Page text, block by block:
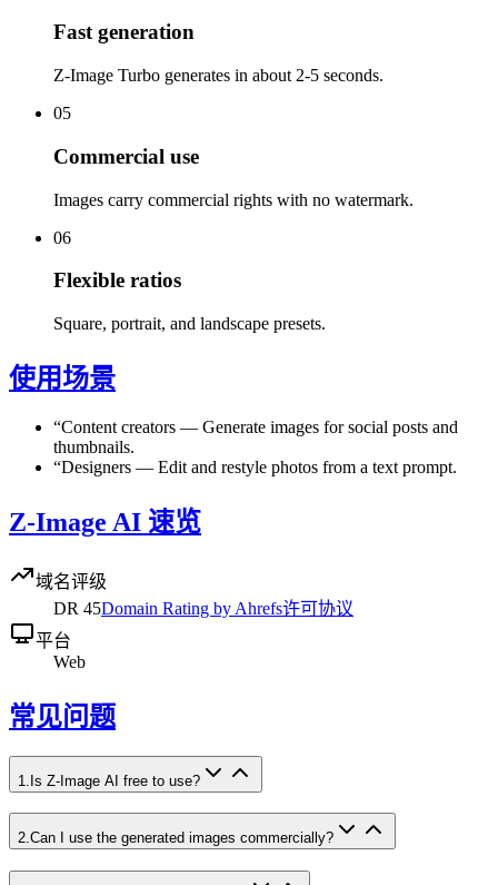
Fast generation
Z-Image Turbo generates in about 2-5 seconds.
05
Commercial use
Images carry commercial rights with no watermark.
06
Flexible ratios
Square, portrait, and landscape presets.
使用场景
“Content creators — Generate images for social posts and
thumbnails.
“Designers — Edit and restyle photos from a text prompt.
Z-Image AI 速览
域名评级
DR 45Domain Rating by Ahrefs许可协议
平台
Web
常见问题
1 Is Z-Image AI free to use?
2.Can I use the generated images commercially?